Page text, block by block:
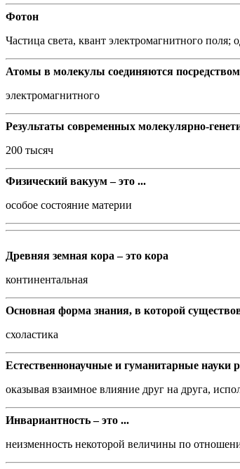
Фотон
Частица света, квант электромагнитного
Атомы в молекулы соединяются
электромагнитного
Результаты современных молекулярно-
200 тысяч
Физический вакуум – это ...
особое состояние материи
Древняя земная кора – это кора
континентальная
Основная форма знания, в которой
схоластика
Естественнонаучные и гуманитарные науки
оказывая взаимное влияние друг на друга,
Инвариантность – это ...
неизменность некоторой величины по